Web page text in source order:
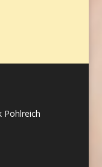
Pohlreich